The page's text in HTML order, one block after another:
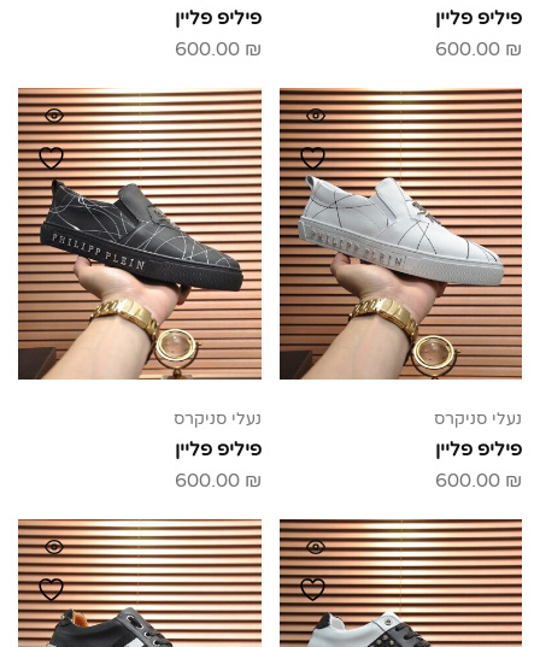
פיליפ פליין
600.00 ₪
פיליפ פליין
600.00 ₪
נעלי סניקרס
פיליפ פליין
600.00 ₪
נעלי סניקרס
פיליפ פליין
600.00 ₪